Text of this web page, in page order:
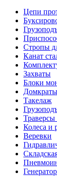
Цепи
Стропы
Канат
Захваты
Блоки
Домкраты
Такелаж
Колеса и
Веревки